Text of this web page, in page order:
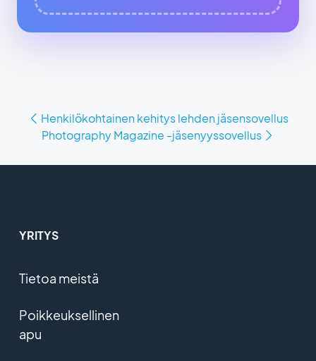
Henkilökohtainen kehitys lehden jäsensovellus
Photography Magazine -jäsenyyssovellus
YRITYS
Tietoa meistä
Poikkeuksellinen
apu